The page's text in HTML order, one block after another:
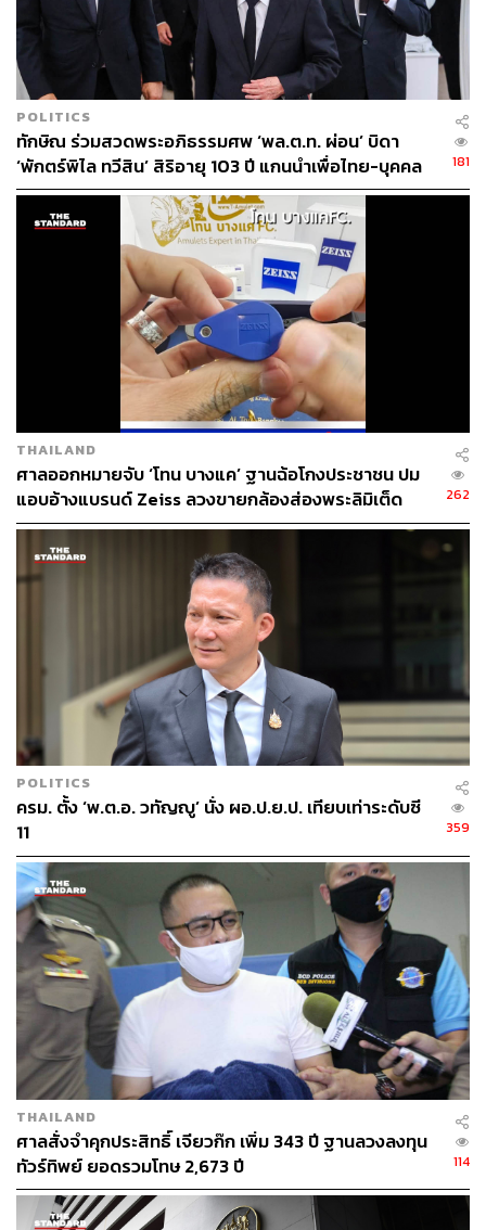
POLITICS
ทักษิณ ร่วมสวดพระอภิธรรมศพ ‘พล.ต.ท. ผ่อน’ บิดา
‘พักตร์พิไล ทวีสิน’ สิริอายุ 103 ปี แกนนำเพื่อไทย-บุคคล
หลากวงการร่วมอาลัย
181
THAILAND
ศาลออกหมายจับ ‘โทน บางแค’ ฐานฉ้อโกงประชาชน ปม
แอบอ้างแบรนด์ Zeiss ลวงขายกล้องส่องพระลิมิเต็ด
262
POLITICS
ครม. ตั้ง ‘พ.ต.อ. วทัญญู’ นั่ง ผอ.ป.ย.ป. เทียบเท่าระดับซี
11
359
THAILAND
ศาลสั่งจำคุกประสิทธิ์ เจียวก๊ก เพิ่ม 343 ปี ฐานลวงลงทุน
ทัวร์ทิพย์ ยอดรวมโทษ 2,673 ปี
114